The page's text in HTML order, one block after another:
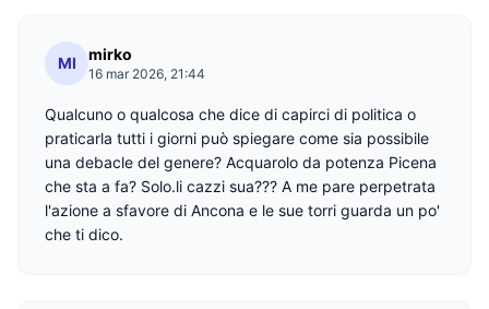
MI mirko
16 mar 2026, 21:44
Qualcuno o qualcosa che dice di capirci di politica o
praticarla tutti i giorni può spiegare come sia possibile
una debacle del genere? Acquarolo da potenza Picena
che sta a fa? Solo.li cazzi sua??? A me pare perpetrata
l'azione a sfavore di Ancona e le sue torri guarda un po'
che ti dico.